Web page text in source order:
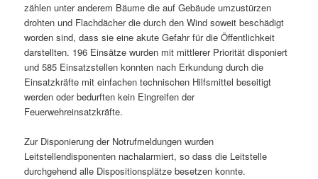
zählen unter anderem Bäume die auf Gebäude umzustürzen
drohten und Flachdächer die durch den Wind soweit beschädigt
worden sind, dass sie eine akute Gefahr für die Öffentlichkeit
darstellten. 196 Einsätze wurden mit mittlerer Priorität disponiert
und 585 Einsatzstellen konnten nach Erkundung durch die
Einsatzkräfte mit einfachen technischen Hilfsmittel beseitigt
werden oder bedurften kein Eingreifen der
Feuerwehreinsatzkräfte.
Zur Disponierung der Notrufmeldungen wurden
Leitstellendisponenten nachalarmiert, so dass die Leitstelle
durchgehend alle Dispositionsplätze besetzen konnte.